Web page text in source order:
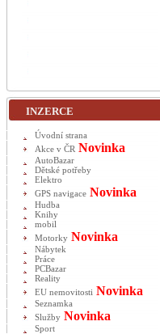
INZERCE
Úvodní strana
Akce v ČR Novinka
AutoBazar
Dětské potřeby
Elektro
GPS navigace Novinka
Hudba
Knihy
mobil
Motorky Novinka
Nábytek
Práce
PCBazar
Reality
EU nemovitosti Novinka
Seznamka
Služby Novinka
Sport